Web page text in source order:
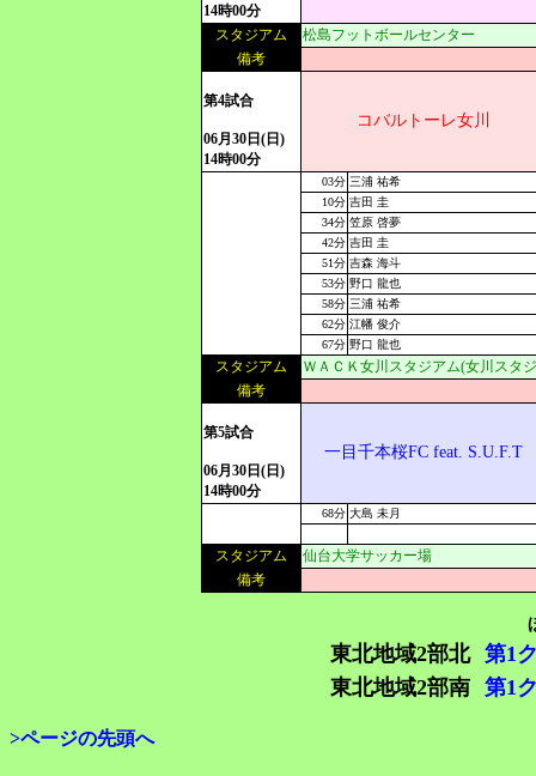
14時00分
スタジアム
松島フットボールセンター
備考
第4試合
06月30日(日)
14時00分
コバルトーレ女川
03分 三浦 祐希
10分 吉田 圭
34分 笠原 啓夢
42分 吉田 圭
51分 吉森 海斗
53分 野口 龍也
58分 三浦 祐希
62分 江幡 俊介
67分 野口 龍也
スタジアム
ＷＡＣＫ女川スタジアム(女川スタ
備考
第5試合
06月30日(日)
14時00分
一目千本桜FC feat. S.U.F.T
68分 大島 未月
スタジアム
仙台大学サッカー場
備考
東北地域2部北
第1
東北地域2部南
第1
>ページの先頭へ